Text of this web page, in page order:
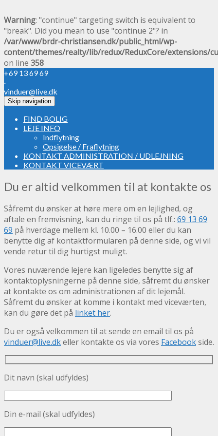
Warning: "continue" targeting switch is equivalent to
"break". Did you mean to use "continue 2"? in
/var/www/brdr-christiansen.dk/public_html/wp-
content/themes/realty/lib/redux/ReduxCore/extensions/
on line 358
+69 13 69 69
·
vinduer@live.dk
Skip navigation
FIND BOLIG
LEJE INFO
Indflytning
Opsigelse / Fraflytning
KONTAKT ADMINISTRATION / UDLEJNING
KONTAKT VICEVÆRT
Du er altid velkommen til at kontakte os
Såfremt du ønsker at høre mere om en lejlighed, og
aftale en fremvisning, kan du ringe til os på tlf.: 69 13 69
69 på hverdage mellem kl. 10.00 – 16.00 eller du kan
benytte dig af kontaktformularen på denne side, og vi vil
vende retur til dig hurtigst muligt.
Vores nuværende lejere kan ligeledes benytte sig af
kontaktoplysningerne på denne side, såfremt du ønsker
at kontakte os om administrationen af dit lejemål.
Såfremt du ønsker at komme i kontakt med viceværten,
kan du gøre det på linket her.
Du er også velkommen til at sende en email til os på
vinduer@live.dkeller kontakte os via vores Facebookside.
Dit navn (skal udfyldes)
Din e-mail (skal udfyldes)